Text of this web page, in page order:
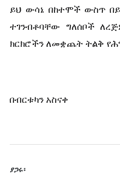
ይህ ውሳኔ በከተሞች ውስጥ
ተገንብቶባቸው ግለሰቦች
ክርክሮችን ለመቋጨት ትልቅ
በብርቱካን አስናቀ
ያጋሩ፡